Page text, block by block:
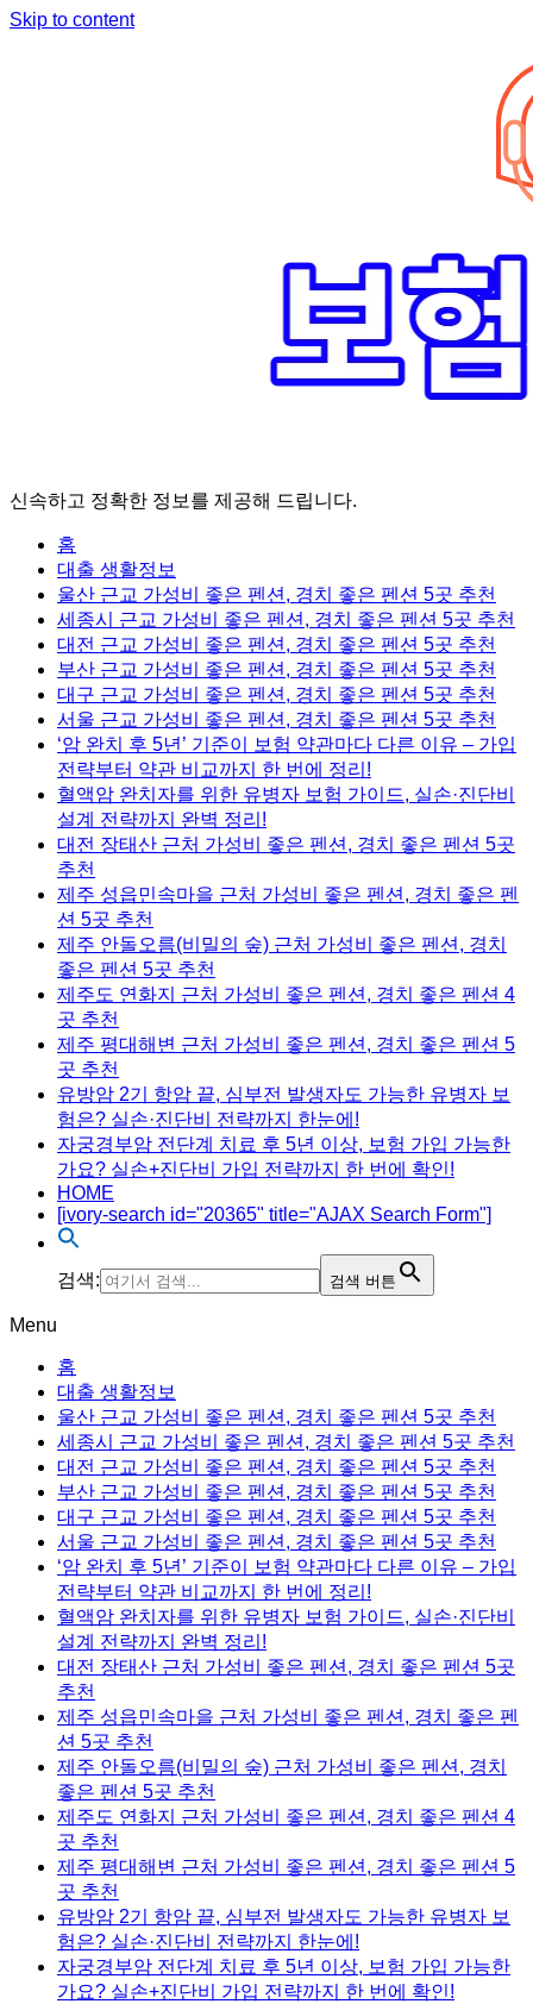
Skip to content
신속하고 정확한 정보를 제공해 드립니다.
홈
대출 생활정보
울산 근교 가성비 좋은 펜션, 경치 좋은 펜션 5곳 추천
세종시 근교 가성비 좋은 펜션, 경치 좋은 펜션 5곳 추천
대전 근교 가성비 좋은 펜션, 경치 좋은 펜션 5곳 추천
부산 근교 가성비 좋은 펜션, 경치 좋은 펜션 5곳 추천
대구 근교 가성비 좋은 펜션, 경치 좋은 펜션 5곳 추천
서울 근교 가성비 좋은 펜션, 경치 좋은 펜션 5곳 추천
‘암 완치 후 5년’ 기준이 보험 약관마다 다른 이유 – 가입
전략부터 약관 비교까지 한 번에 정리!
혈액암 완치자를 위한 유병자 보험 가이드, 실손·진단비
설계 전략까지 완벽 정리!
대전 장태산 근처 가성비 좋은 펜션, 경치 좋은 펜션 5곳
추천
제주 성읍민속마을 근처 가성비 좋은 펜션, 경치 좋은 펜
션 5곳 추천
제주 안돌오름(비밀의 숲) 근처 가성비 좋은 펜션, 경치
좋은 펜션 5곳 추천
제주도 연화지 근처 가성비 좋은 펜션, 경치 좋은 펜션 4
곳 추천
제주 평대해변 근처 가성비 좋은 펜션, 경치 좋은 펜션 5
곳 추천
유방암 2기 항암 끝, 심부전 발생자도 가능한 유병자 보
험은? 실손·진단비 전략까지 한눈에!
자궁경부암 전단계 치료 후 5년 이상, 보험 가입 가능한
가요? 실손+진단비 가입 전략까지 한 번에 확인!
HOME
[ivory-search id="20365" title="AJAX Search Form"]
검색: 검색 버튼
Menu
홈
대출 생활정보
울산 근교 가성비 좋은 펜션, 경치 좋은 펜션 5곳 추천
세종시 근교 가성비 좋은 펜션, 경치 좋은 펜션 5곳 추천
대전 근교 가성비 좋은 펜션, 경치 좋은 펜션 5곳 추천
부산 근교 가성비 좋은 펜션, 경치 좋은 펜션 5곳 추천
대구 근교 가성비 좋은 펜션, 경치 좋은 펜션 5곳 추천
서울 근교 가성비 좋은 펜션, 경치 좋은 펜션 5곳 추천
‘암 완치 후 5년’ 기준이 보험 약관마다 다른 이유 – 가입
전략부터 약관 비교까지 한 번에 정리!
혈액암 완치자를 위한 유병자 보험 가이드, 실손·진단비
설계 전략까지 완벽 정리!
대전 장태산 근처 가성비 좋은 펜션, 경치 좋은 펜션 5곳
추천
제주 성읍민속마을 근처 가성비 좋은 펜션, 경치 좋은 펜
션 5곳 추천
제주 안돌오름(비밀의 숲) 근처 가성비 좋은 펜션, 경치
좋은 펜션 5곳 추천
제주도 연화지 근처 가성비 좋은 펜션, 경치 좋은 펜션 4
곳 추천
제주 평대해변 근처 가성비 좋은 펜션, 경치 좋은 펜션 5
곳 추천
유방암 2기 항암 끝, 심부전 발생자도 가능한 유병자 보
험은? 실손·진단비 전략까지 한눈에!
자궁경부암 전단계 치료 후 5년 이상, 보험 가입 가능한
가요? 실손+진단비 가입 전략까지 한 번에 확인!